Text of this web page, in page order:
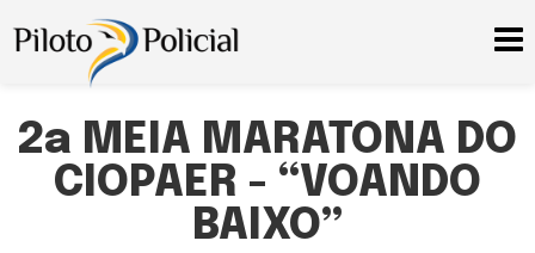
2a MEIA MARATONA DO
CIOPAER - “VOANDO
BAIXO”